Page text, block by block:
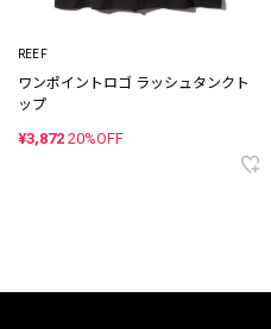
REEF
ワンポイントロゴ ラッシュタンクト
ップ
¥3,872 20%OFF